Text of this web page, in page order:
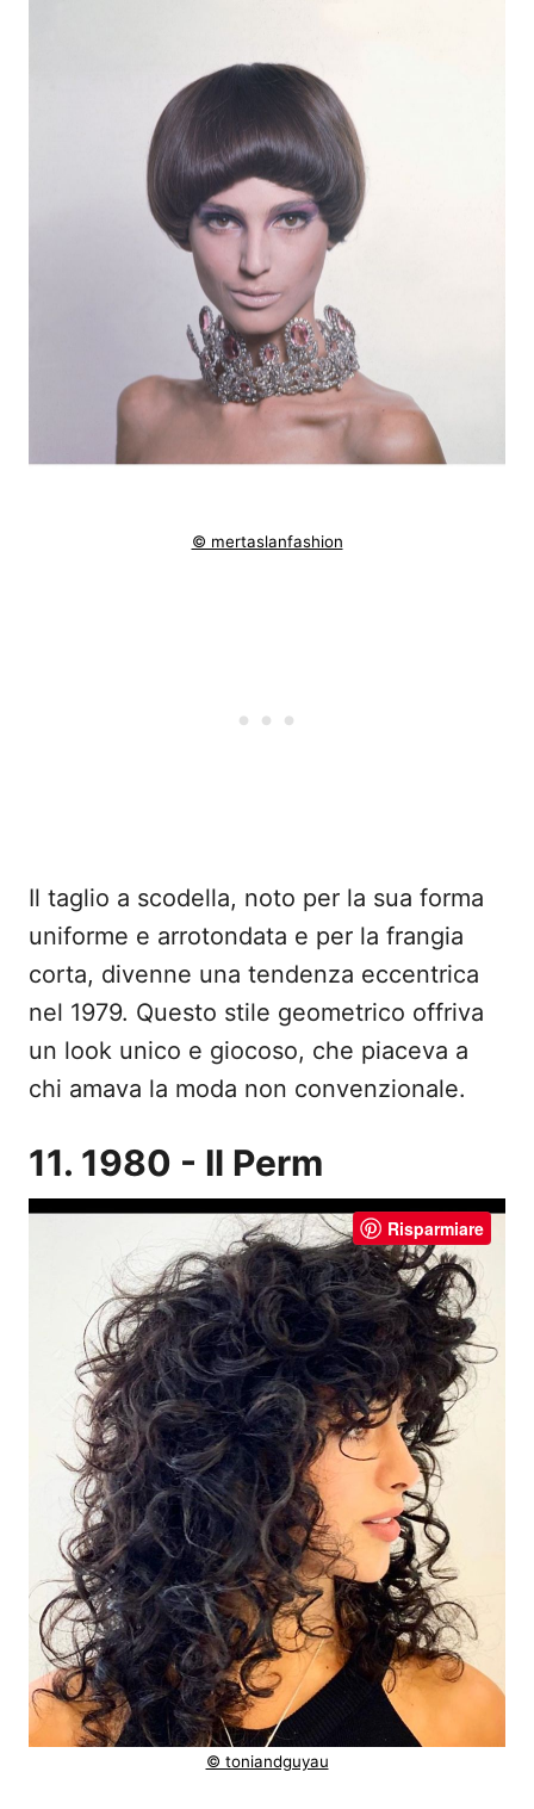
© mertaslanfashion
Il taglio a scodella, noto per la sua forma
uniforme e arrotondata e per la frangia
corta, divenne una tendenza eccentrica
nel 1979. Questo stile geometrico offriva
un look unico e giocoso, che piaceva a
chi amava la moda non convenzionale.
11. 1980 - Il Perm
Risparmiare
© toniandguyau